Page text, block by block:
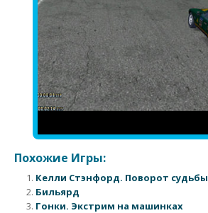
Похожие Игры:
Келли Стэнфорд. Поворот судьбы
Бильярд
Гонки. Экстрим на машинках